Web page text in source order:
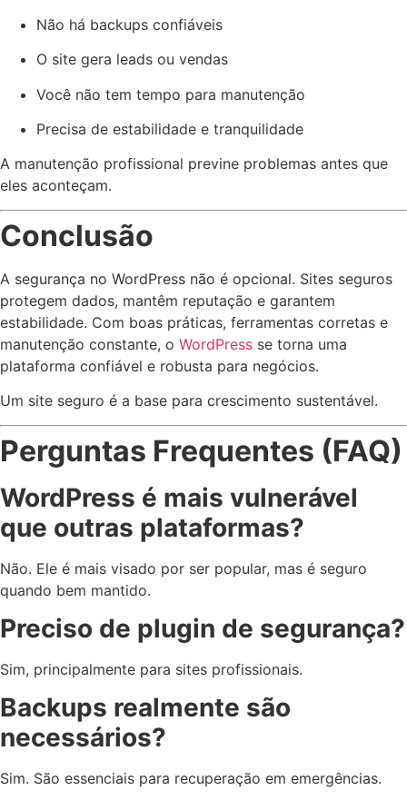
Não há backups confiáveis
O site gera leads ou vendas
Você não tem tempo para manutenção
Precisa de estabilidade e tranquilidade
A manutenção profissional previne problemas antes que
eles aconteçam.
Conclusão
A segurança no WordPress não é opcional. Sites seguros
protegem dados, mantêm reputação e garantem
estabilidade. Com boas práticas, ferramentas corretas e
manutenção constante, o WordPress se torna uma
plataforma confiável e robusta para negócios.
Um site seguro é a base para crescimento sustentável.
Perguntas Frequentes (FAQ)
WordPress é mais vulnerável
que outras plataformas?
Não. Ele é mais visado por ser popular, mas é seguro
quando bem mantido.
Preciso de plugin de segurança?
Sim, principalmente para sites profissionais.
Backups realmente são
necessários?
Sim. São essenciais para recuperação em emergências.